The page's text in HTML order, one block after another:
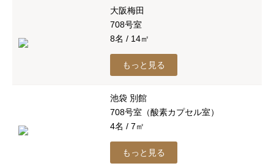
大阪梅田
708号室
8名 / 14㎡
もっと見る
池袋 別館
708号室（酸素カプセル室）
4名 / 7㎡
もっと見る